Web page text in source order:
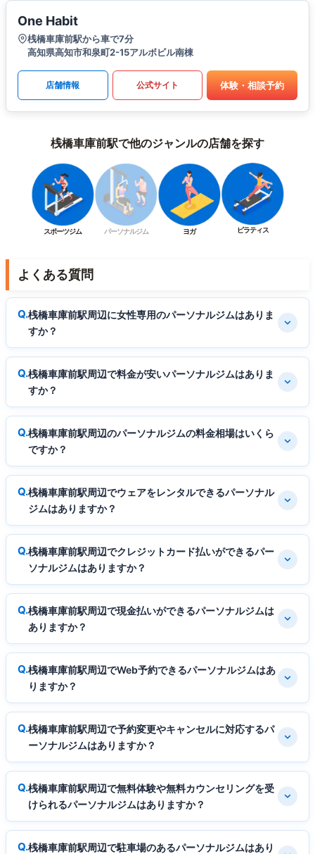
One Habit
桟橋車庫前駅から車で7分
高知県高知市和泉町2-15アルボビル南棟
店舗情報 公式サイト 体験・相談予約
桟橋車庫前駅で他のジャンルの店舗を探す
スポーツジム パーソナルジム ヨガ ピラティス
よくある質問
桟橋車庫前駅周辺に女性専用のパーソナルジムはありま
すか？
桟橋車庫前駅周辺で料金が安いパーソナルジムはありま
すか？
桟橋車庫前駅周辺のパーソナルジムの料金相場はいくら
ですか？
桟橋車庫前駅周辺でウェアをレンタルできるパーソナル
ジムはありますか？
桟橋車庫前駅周辺でクレジットカード払いができるパー
ソナルジムはありますか？
桟橋車庫前駅周辺で現金払いができるパーソナルジムは
ありますか？
桟橋車庫前駅周辺でWeb予約できるパーソナルジムはあ
りますか？
桟橋車庫前駅周辺で予約変更やキャンセルに対応するパ
ーソナルジムはありますか？
桟橋車庫前駅周辺で無料体験や無料カウンセリングを受
けられるパーソナルジムはありますか？
桟橋車庫前駅周辺で駐車場のあるパーソナルジムはあり